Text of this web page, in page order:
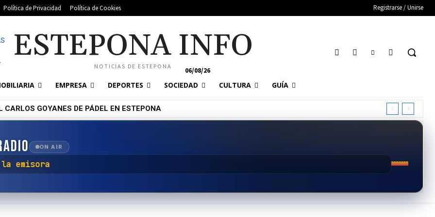
Política de Privacidad Política de Cookies Registrarse / Unirse
ESTEPONA INFO
NOTICIAS DE ESTEPONA 06/08/26
EMPRESA DEPORTES SOCIEDAD CULTURA GUÍA
GOYANES DE PÁDEL EN ESTEPONA
ON AIR
con la emisora